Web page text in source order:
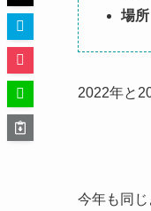
場
2022年と
今年も同じ